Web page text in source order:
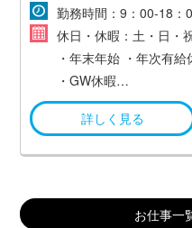
・交通費支給（社内規
勤務時間：9：00-18：
休日・休暇：土・日・
・年末年始 ・年次有給
・GW休暇
など詳しく見る
お仕事一